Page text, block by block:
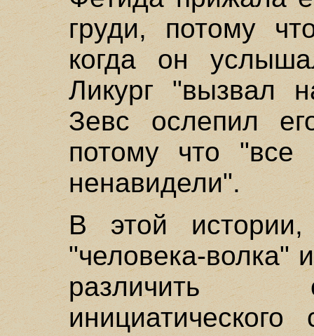
груди, потому
когда он
Ликург "вызвал
Зевс ослепил
потому что "все
ненавидели".
В этой
"человека-
различить
инициатического